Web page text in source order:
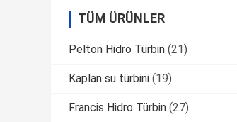
TÜM ÜRÜNLER
Pelton Hidro Türbin (21)
Kaplan su türbini (19)
Francis Hidro Türbin (27)